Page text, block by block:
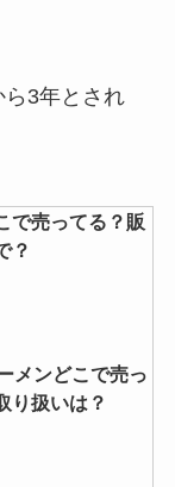
3年とされ
で売ってる？販
？
メンどこで売っ
り扱いは？